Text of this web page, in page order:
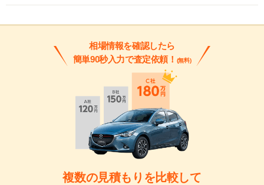
相場情報を確認したら
簡単90秒入力で査定依頼！ (無料)
複数の見積もりを比較して